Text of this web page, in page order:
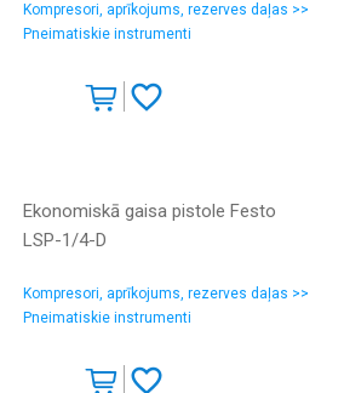
Kompresori, aprīkojums, rezerves daļas >>
Pneimatiskie instrumenti
Ekonomiskā gaisa pistole Festo
LSP-1/4-D
Kompresori, aprīkojums, rezerves daļas >>
Pneimatiskie instrumenti